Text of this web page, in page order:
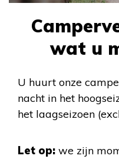
wat u
U huurt onze
nacht in het
het laagseizoen
Let op: we zijn